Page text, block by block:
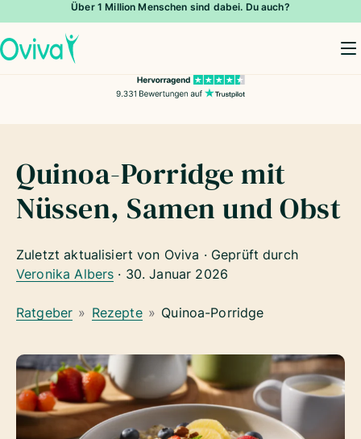
Über 1 Million Menschen sind dabei. Du auch?
Quinoa-Porridge mit
Nüssen, Samen und Obst
Zuletzt aktualisiert von Oviva · Geprüft durch
Veronika Albers · 30. Januar 2026
Ratgeber » Rezepte » Quinoa-Porridge